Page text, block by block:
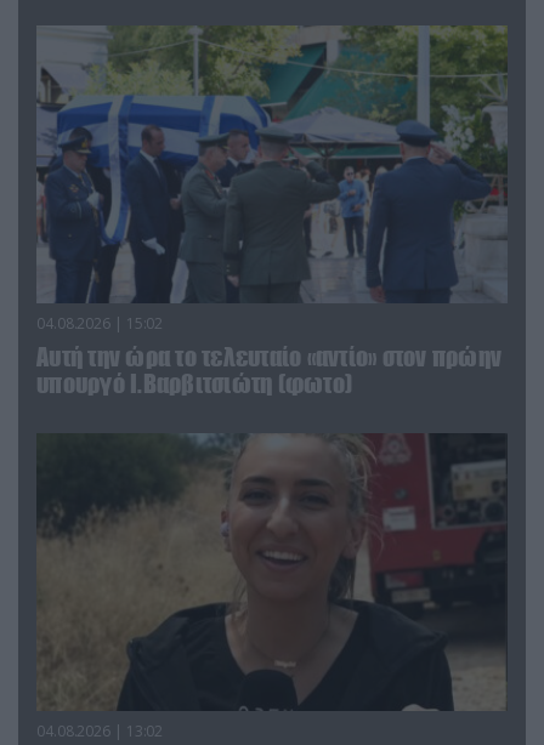
04.08.2026 | 15:02
Αυτή την ώρα το τελευταίο «αντίο» στον πρώην
υπουργό Ι.Βαρβιτσιώτη (φωτο)
04.08.2026 | 13:02